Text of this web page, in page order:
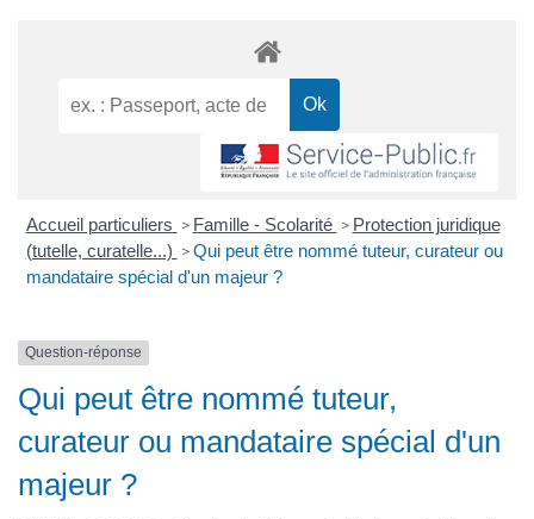
Accueil particuliers > Famille - Scolarité > Protection juridique
(tutelle, curatelle...) > Qui peut être nommé tuteur, curateur ou
mandataire spécial d'un majeur ?
Question-réponse
Qui peut être nommé tuteur,
curateur ou mandataire spécial d'un
majeur ?